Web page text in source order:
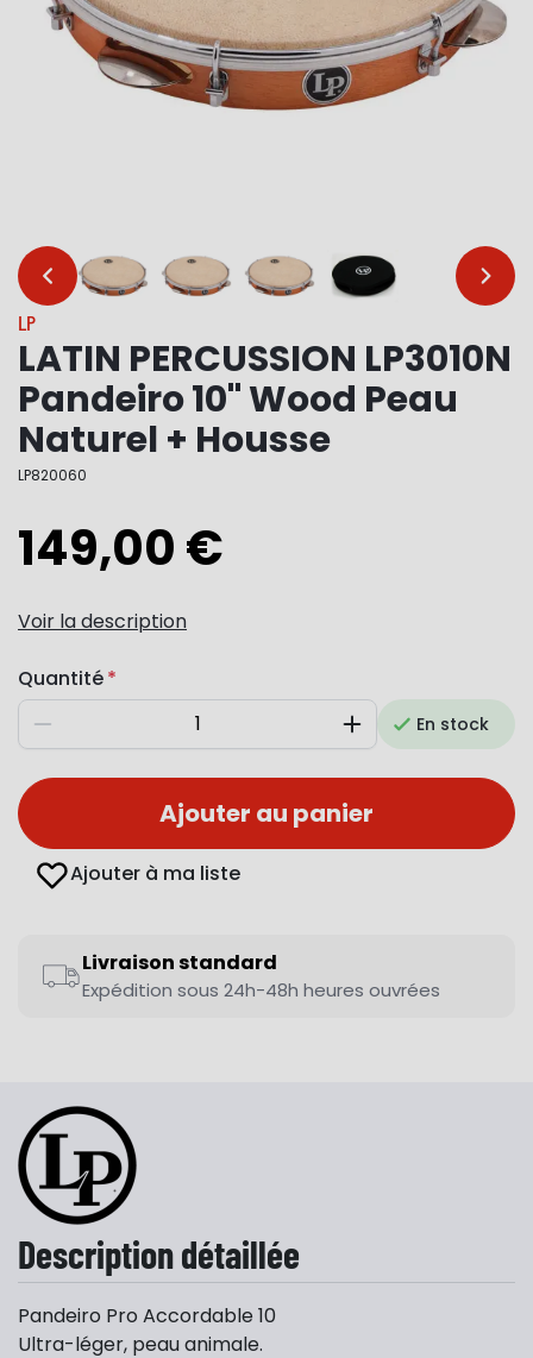
… …
LP
LATIN PERCUSSION LP3010N
Pandeiro 10" Wood Peau
Naturel + Housse
LP820060
149,00 €
Voir la description
Quantité
Diminuer AugmenterEn stock
Ajouter au panier
Ajouter à ma liste
Livraison standard
Expédition sous 24h-48h heures ouvrées
Description détaillée
Pandeiro Pro Accordable 10
Ultra-léger, peau animale.